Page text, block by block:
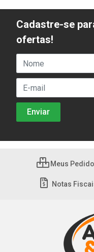
Cadastre-se
ofertas!
Meus
Notas